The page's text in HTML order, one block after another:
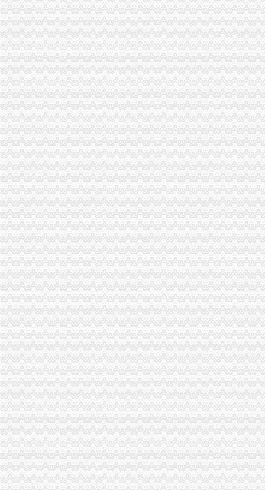
出口货物流程.ppt
出口货物流程_已解决-阿里巴巴生意经
海运货物出口操作流程_百度经验
出口货物流程[1]
货物出口越南通关流程
物流公司货物出口流程-搬家物流-久久信息网
集装箱货物出口过程中的一般流程介绍——运去哪
出口货物流程_中华文本库
出口货物流程法规-110网
出口货物流程法规-110网
货物出口退运流程